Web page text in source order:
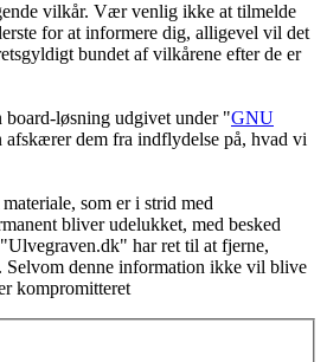
vilkår. Vær venlig ikke at tilmelde
for at informere dig, alligevel vil det
bundet af vilkårene efter de er
løsning udgivet under "GNU
dem fra indflydelse på, hvad vi
som er i strid med
bliver udelukket, med besked
har ret til at fjerne,
Selvom denne information ikke vil blive
kompromitteret